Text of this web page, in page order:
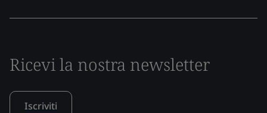
Ricevi la nostra newsletter
Iscriviti